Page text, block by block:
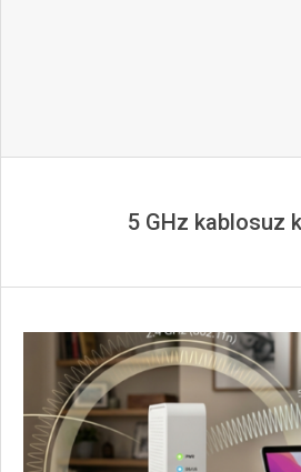
5 GHz kablosuz